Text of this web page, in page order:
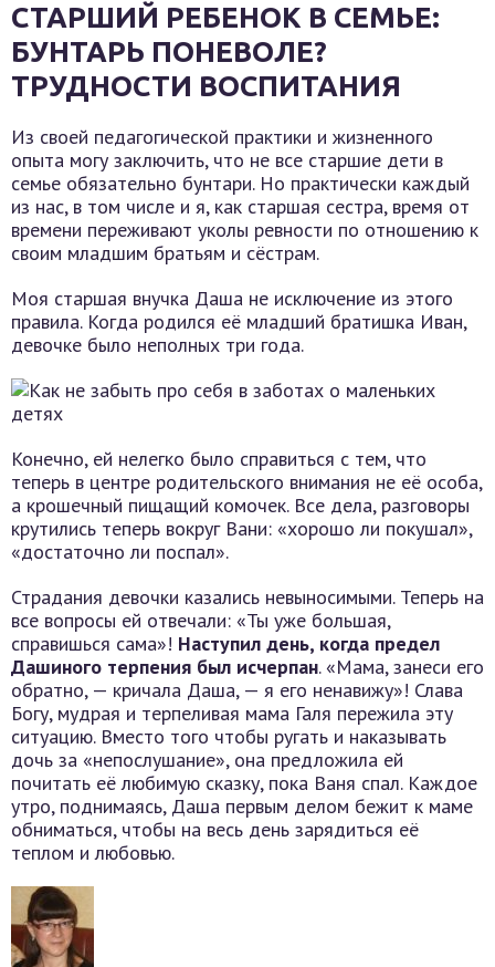
СТАРШИЙ РЕБЕНОК В СЕМЬЕ:
БУНТАРЬ ПОНЕВОЛЕ?
ТРУДНОСТИ ВОСПИТАНИЯ
Из своей педагогической практики и жизненного
опыта могу заключить, что не все старшие дети в
семье обязательно бунтари. Но практически каждый
из нас, в том числе и я, как старшая сестра, время от
времени переживают уколы ревности по отношению к
своим младшим братьям и сёстрам.
Моя старшая внучка Даша не исключение из этого
правила. Когда родился её младший братишка Иван,
девочке было неполных три года.
Конечно, ей нелегко было справиться с тем, что
теперь в центре родительского внимания не её особа,
а крошечный пищащий комочек. Все дела, разговоры
крутились теперь вокруг Вани: «хорошо ли покушал»,
«достаточно ли поспал».
Страдания девочки казались невыносимыми. Теперь на
все вопросы ей отвечали: «Ты уже большая,
справишься сама»! Наступил день, когда предел
Дашиного терпения был исчерпан. «Мама, занеси его
обратно, — кричала Даша, — я его ненавижу»! Слава
Богу, мудрая и терпеливая мама Галя пережила эту
ситуацию. Вместо того чтобы ругать и наказывать
дочь за «непослушание», она предложила ей
почитать её любимую сказку, пока Ваня спал. Каждое
утро, поднимаясь, Даша первым делом бежит к маме
обниматься, чтобы на весь день зарядиться её
теплом и любовью.